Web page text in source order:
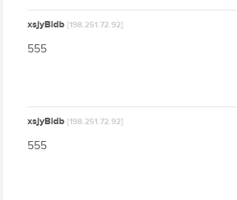
xsjyBldb[198.251.72.92]
555
xsjyBldb[198.251.72.92]
555